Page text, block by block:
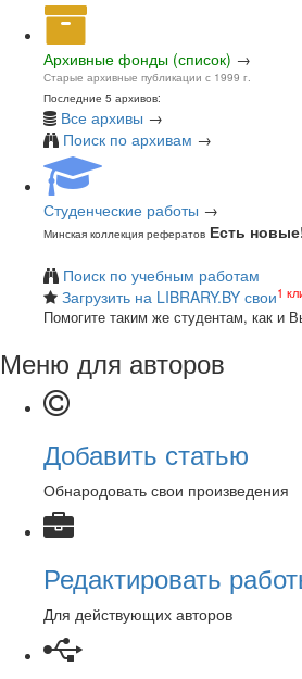
Архивные фонды (список) →
Старые архивные публикации с 1999 г.
Последние 5 архивов:
Все архивы →
Поиск по архивам →
Студенческие работы →
Минская коллекция рефератов Есть
Поиск по учебным работам
Загрузить на LIBRARY.BY свои1
Помогите таким же студентам, как и
Меню для авторов
Добавить статью
Обнародовать свои произведения
Редактировать
Для действующих авторов